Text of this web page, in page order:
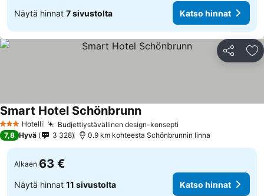
Näytä hinnat 7 sivustolta Katso hinnat
Jaa
3 Tähtiluokitus
Hotelli Budjettiystävällinen design-konsepti
Smart Hotel Schönbrunn
7,8 Hyvä 3 328 0.9 km kohteesta Schönbrunnin linna
Alkaen 63 €
Näytä hinnat 11 sivustolta Katso hinnat